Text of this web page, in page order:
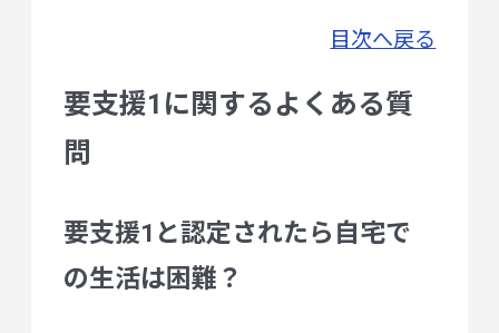
目次へ戻る
要支援1に関するよくある質
問
要支援1と認定されたら自宅で
の生活は困難？